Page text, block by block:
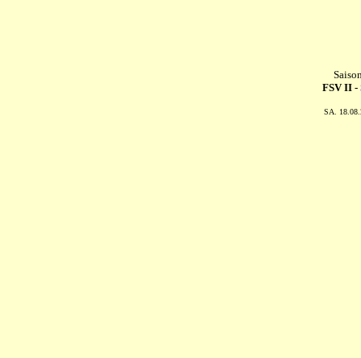
FSV II -
SA.